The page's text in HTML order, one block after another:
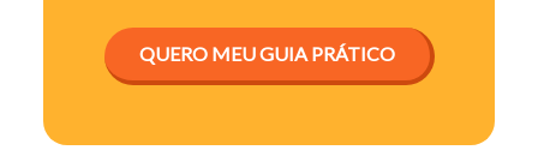
QUERO MEU GUIA PRÁTICO